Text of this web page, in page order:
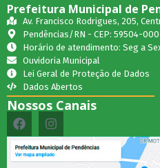
Prefeitura Municipal de
Av. Francisco Rodrigues, 205,
Pendências/RN - CEP: 59504-000
Horário de atendimento: Seg a
Ouvidoria Municipal
Lei Geral de Proteção de Dados
Dados Abertos
Nossos Canais